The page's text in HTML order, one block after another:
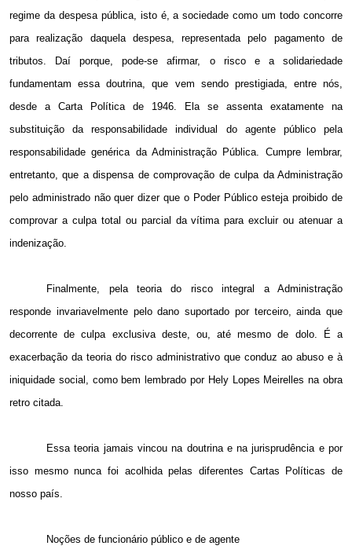
regime da despesa pública, isto é, a sociedade como um todo concorre
para realização daquela despesa, representada pelo pagamento de
tributos. Daí porque, pode-se afirmar, o risco e a solidariedade
fundamentam essa doutrina, que vem sendo prestigiada, entre nós,
desde a Carta Política de 1946. Ela se assenta exatamente na
substituição da responsabilidade individual do agente público pela
responsabilidade genérica da Administração Pública. Cumpre lembrar,
entretanto, que a dispensa de comprovação de culpa da Administração
pelo administrado não quer dizer que o Poder Público esteja proibido de
comprovar a culpa total ou parcial da vítima para excluir ou atenuar a
indenização.
Finalmente, pela teoria do risco integral a Administração
responde invariavelmente pelo dano suportado por terceiro, ainda que
decorrente de culpa exclusiva deste, ou, até mesmo de dolo. É a
exacerbação da teoria do risco administrativo que conduz ao abuso e à
iniquidade social, como bem lembrado por Hely Lopes Meirelles na obra
retro citada.
Essa teoria jamais vincou na doutrina e na jurisprudência e por
isso mesmo nunca foi acolhida pelas diferentes Cartas Políticas de
nosso país.
Noções de funcionário público e de agente